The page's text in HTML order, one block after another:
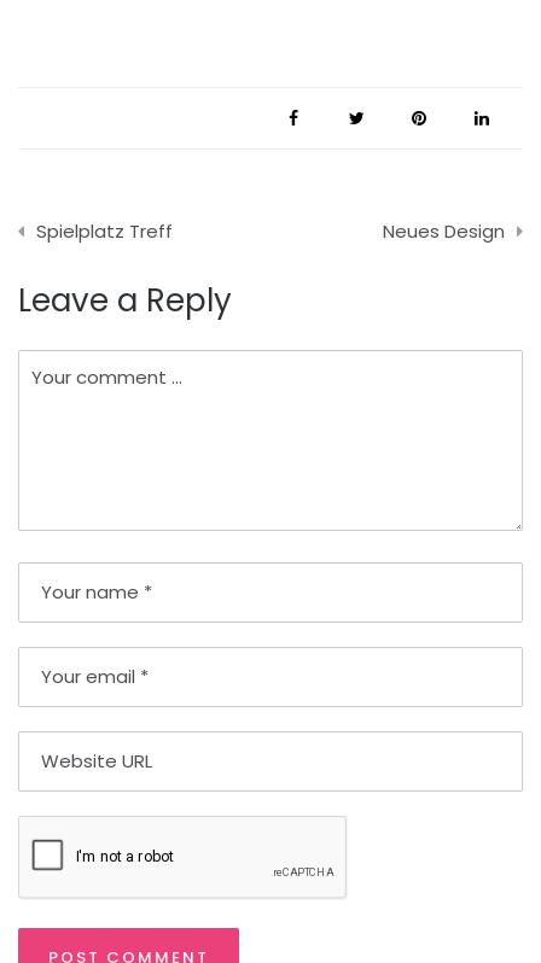
Beitragsnavigation
Spielplatz Treff Neues Design
Leave a Reply